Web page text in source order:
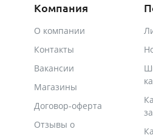
Компания
О компании
Контакты
Вакансии
Магазины
Договор-оферта
Отзывы о